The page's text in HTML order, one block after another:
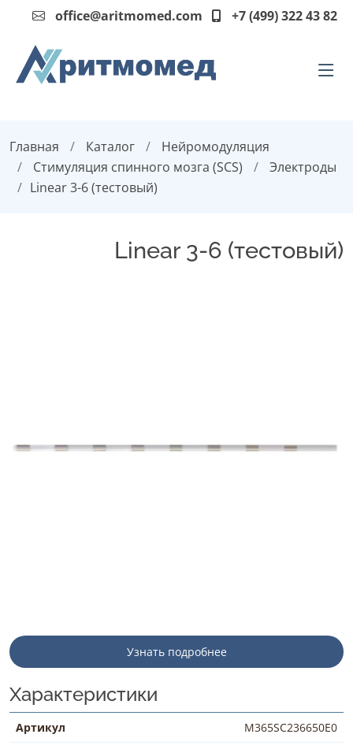
office@aritmomed.com +7 (499) 322 43 82
Главная Каталог
Нейромодуляция
Стимуляция спинного мозга (SCS)
Электроды
Linear 3-6 (тестовый)
Linear 3-6 (тестовый)
Узнать подробнее
Характеристики
Артикул
M365SC236650E0